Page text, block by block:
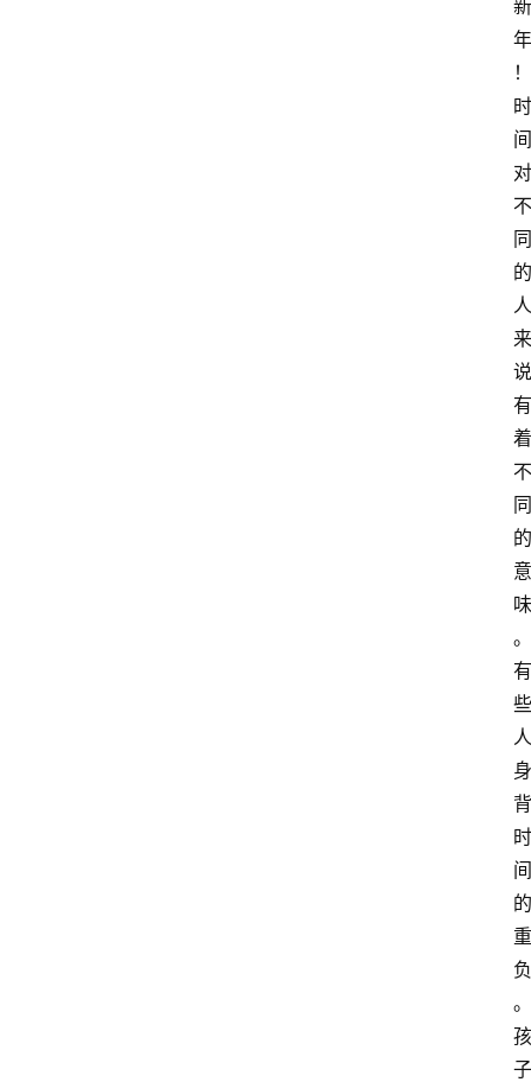
新
年
！
时
间
对
不
同
的
人
来
说
有
着
不
同
的
意
味
。
有
些
人
身
背
时
间
的
重
负
。
孩
子